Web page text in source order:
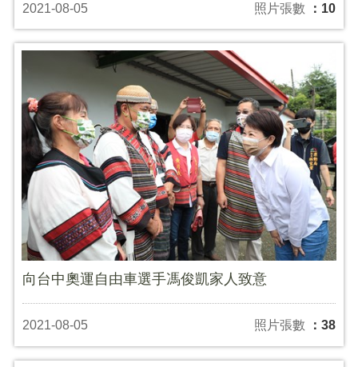
2021-08-05 照片張數 ：10
向台中奧運自由車選手馮俊凱家人致意
2021-08-05 照片張數 ：38